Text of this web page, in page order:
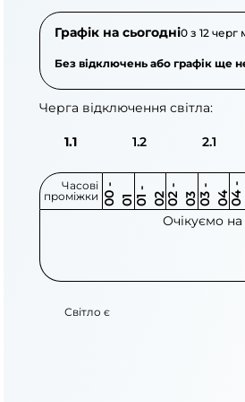
Графік на сьогодні0 з 12
Без відключень або графік ще
Черга відключення світла:
1.1 1.2 2.1
Часові
проміжки 0
0
-
0 1 0
1
-
0 2 0 2
-
0 3 0 3
-
0 4 0
-
0
Очікуємо
Світло є